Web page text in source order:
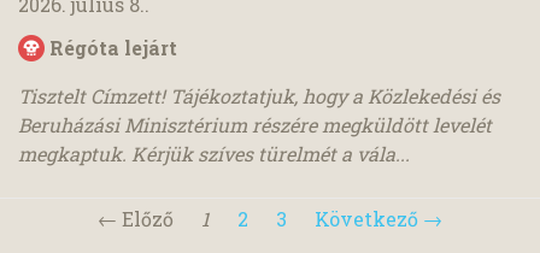
Régóta lejárt
Tisztelt Címzett! Tájékoztatjuk, hogy a Közlekedési és
Beruházási Minisztérium részére megküldött levelét
megkaptuk. Kérjük szíves türelmét a vála...
← Előző 1 2 3 Következő →